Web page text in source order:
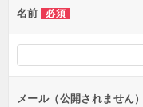
ー
シ
ョ
ン
名前 必須
メール（公開されません）